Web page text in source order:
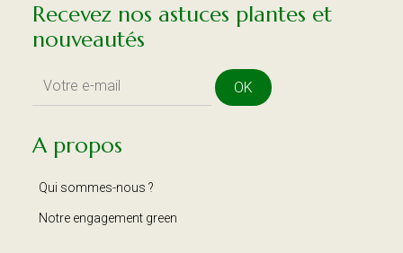
Recevez nos astuces plantes et
nouveautés
OK
A propos
Qui sommes-nous ?
Notre engagement green